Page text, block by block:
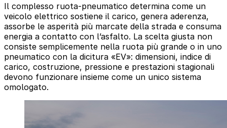
Il complesso ruota-pneumatico determina come un
veicolo elettrico sostiene il carico, genera aderenza,
assorbe le asperità più marcate della strada e consuma
energia a contatto con l’asfalto. La scelta giusta non
consiste semplicemente nella ruota più grande o in uno
pneumatico con la dicitura «EV»: dimensioni, indice di
carico, costruzione, pressione e prestazioni stagionali
devono funzionare insieme come un unico sistema
omologato.